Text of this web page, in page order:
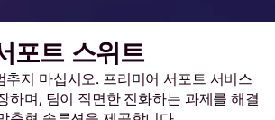
포트 스위트
추지 마십시오. 프리미어 서포트 서비스
하며, 팀이 직면한 진화하는 과제를 해결